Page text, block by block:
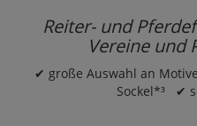
Reiter- und
Vereine und
✔ große Auswahl an
Sockel*³ ✔